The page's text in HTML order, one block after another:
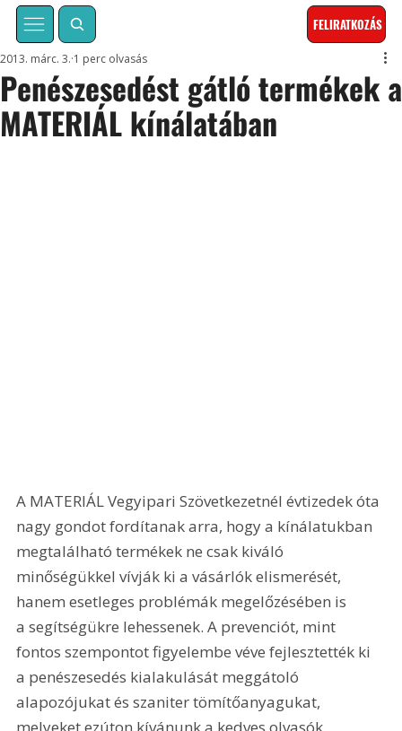
FELIRATKOZÁS
Penészesedést gátló termékek a
MATERIÁL kínálatában
2013. márc. 3. 1 perc olvasás
A MATERIÁL Vegyipari Szövetkezetnél évtizedek óta
nagy gondot fordítanak arra, hogy a kínálatukban
megtalálható termékek ne csak kiváló
minőségükkel vívják ki a vásárlók elismerését,
hanem esetleges problémák megelőzésében is
a segítségükre lehessenek. A prevenciót, mint
fontos szempontot figyelembe véve fejlesztették ki
a penészesedés kialakulását meggátoló
alapozójukat és szaniter tömítőanyagukat,
melyeket ezúton kívánunk a kedves olvasók